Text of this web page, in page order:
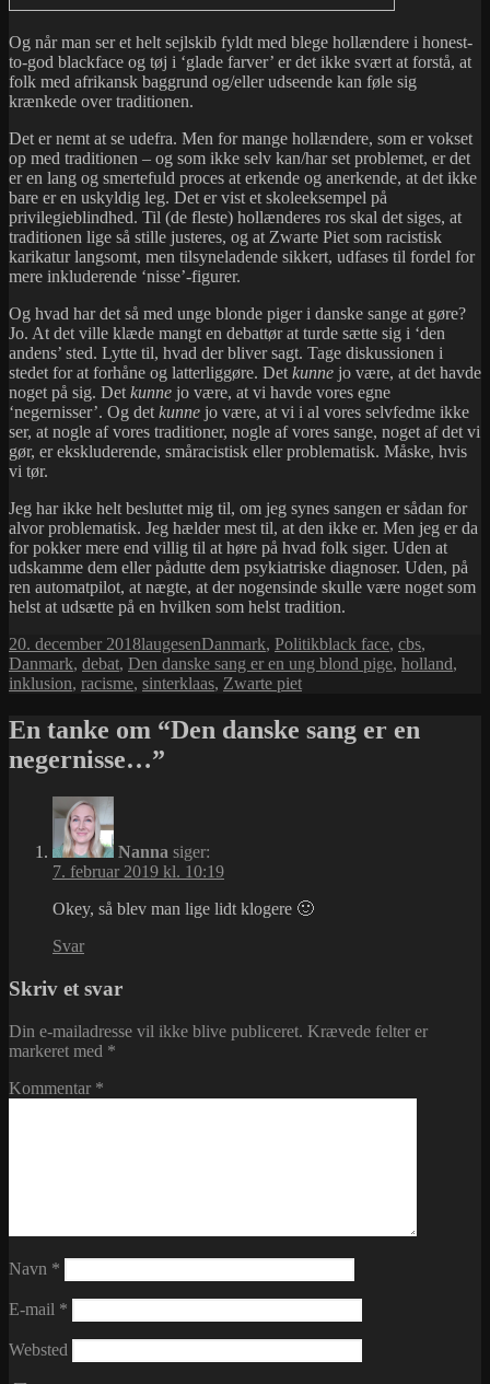
Og når man ser et helt sejlskib fyldt med blege hollændere i honest-
to-god blackface og tøj i ‘glade farver’ er det ikke svært at forstå, at
folk med afrikansk baggrund og/eller udseende kan føle sig
krænkede over traditionen.
Det er nemt at se udefra. Men for mange hollændere, som er vokset
op med traditionen – og som ikke selv kan/har set problemet, er det
er en lang og smertefuld proces at erkende og anerkende, at det ikke
bare er en uskyldig leg. Det er vist et skoleeksempel på
privilegieblindhed. Til (de fleste) hollænderes ros skal det siges, at
traditionen lige så stille justeres, og at Zwarte Piet som racistisk
karikatur langsomt, men tilsyneladende sikkert, udfases til fordel for
mere inkluderende ‘nisse’-figurer.
Og hvad har det så med unge blonde piger i danske sange at gøre?
Jo. At det ville klæde mangt en debattør at turde sætte sig i ‘den
andens’ sted. Lytte til, hvad der bliver sagt. Tage diskussionen i
stedet for at forhåne og latterliggøre. Det kunne jo være, at det havde
noget på sig. Det kunne jo være, at vi havde vores egne
‘negernisser’. Og det kunne jo være, at vi i al vores selvfedme ikke
ser, at nogle af vores traditioner, nogle af vores sange, noget af det vi
gør, er ekskluderende, småracistisk eller problematisk. Måske, hvis
vi tør.
Jeg har ikke helt besluttet mig til, om jeg synes sangen er sådan for
alvor problematisk. Jeg hælder mest til, at den ikke er. Men jeg er da
for pokker mere end villig til at høre på hvad folk siger. Uden at
udskamme dem eller pådutte dem psykiatriske diagnoser. Uden, på
ren automatpilot, at nægte, at der nogensinde skulle være noget som
helst at udsætte på en hvilken som helst tradition.
Udgivet
i
20. december 2018Forfatter
laugesenKategorier
Danmark, PolitikTags
black face, cbs,
Danmark, debat, Den danske sang er en ung blond pige, holland,
inklusion, racisme, sinterklaas, Zwarte piet
En tanke om “Den danske sang er en
negernisse…”
Nanna siger:
7. februar 2019 kl. 10:19
Okey, så blev man lige lidt klogere 🙂
Svar
Skriv et svar
Din e-mailadresse vil ikke blive publiceret. Krævede felter er
markeret med *
Kommentar *
Navn *
E-mail *
Websted